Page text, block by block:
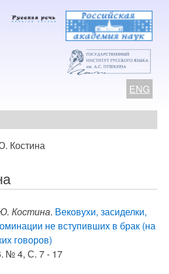
ENG
Костина
Костина. Вековухи, засиделки,
не вступивших в брак (на
говоров)
№ 4, С. 7 - 17